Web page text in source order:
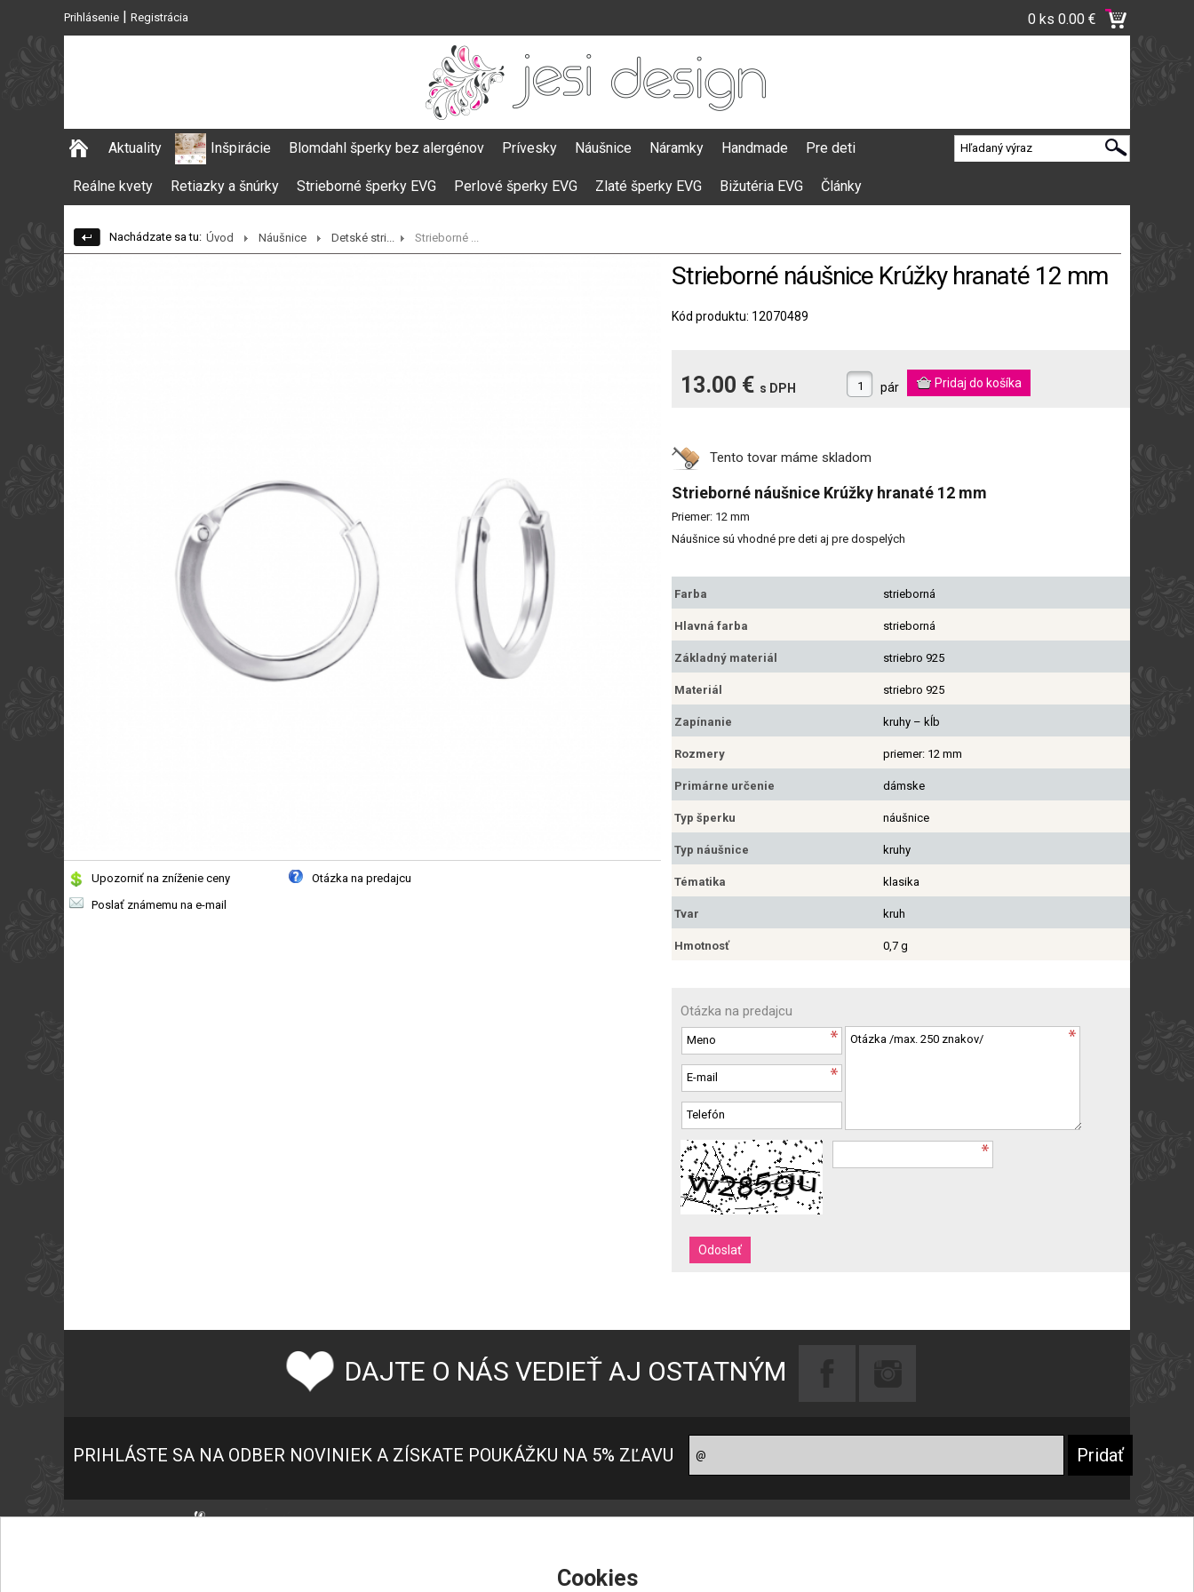
Cookies
Prihlásenie | Registrácia 0 ks 0.00 €
Aktuality Inšpirácie Blomdahl šperky bez alergénov Prívesky Náušnice Náramky Handmade Pre deti
Reálne kvety Retiazky a šnúrky Strieborné šperky EVG Perlové šperky EVG Zlaté šperky EVG Bižutéria EVG Články
Nachádzate sa tu: Úvod Náušnice Detské stri... Strieborné ...
Upozorniť na zníženie ceny
Otázka na predajcu
Poslať známemu na e-mail
Strieborné náušnice Krúžky hranaté 12 mm
Kód produktu: 12070489
13.00 € s DPH pár
Tento tovar máme skladom
Strieborné náušnice Krúžky hranaté 12 mm
Priemer: 12 mm
Náušnice sú vhodné pre deti aj pre dospelých
Farba strieborná
Hlavná farba strieborná
Základný materiál striebro 925
Materiál striebro 925
Zapínanie kruhy – kĺb
Rozmery priemer: 12 mm
Primárne určenie dámske
Typ šperku náušnice
Typ náušnice kruhy
Tématika klasika
Tvar kruh
Hmotnosť 0,7 g
Otázka na predajcu
DAJTE O NÁS VEDIEŤ AJ OSTATNÝM
PRIHLÁSTE SA NA ODBER NOVINIEK A ZÍSKATE POUKÁŽKU NA 5% ZĽAVU
Možnosti platby